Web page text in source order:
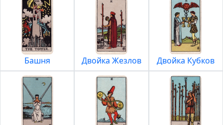
Башня Двойка Жезлов Двойка Кубков